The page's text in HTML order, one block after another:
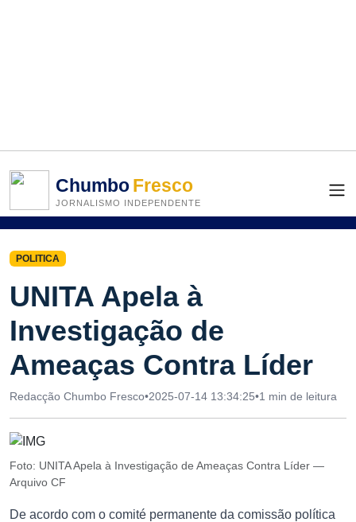
ChumboFresco
JORNALISMO INDEPENDENTE
POLITICA
UNITA Apela à
Investigação de
Ameaças Contra Líder
Redacção Chumbo Fresco•2025-07-14 13:34:25•1 min de leitura
Foto: UNITA Apela à Investigação de Ameaças Contra Líder —
Arquivo CF
De acordo com o comité permanente da comissão política